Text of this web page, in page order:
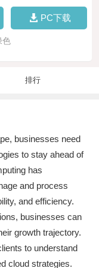
PC下载
色
排行
businesses need
to stay ahead of
has
and process
and efficiency.
businesses can
growth trajectory.
to understand
cloud strategies.